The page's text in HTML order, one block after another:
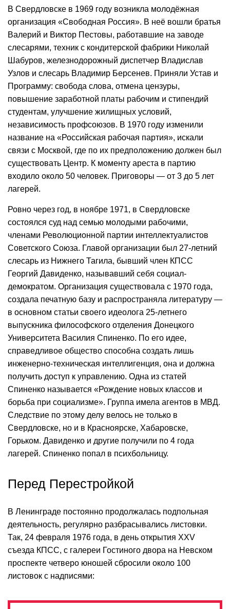
В Свердловске в 1969 году возникла молодёжная
организация «Свободная Россия». В неё вошли братья
Валерий и Виктор Пестовы, работавшие на заводе
слесарями, техник с кондитерской фабрики Николай
Шабуров, железнодорожный диспетчер Владислав
Узлов и слесарь Владимир Берсенев. Приняли Устав и
Программу: свобода слова, отмена цензуры,
повышение заработной платы рабочим и стипендий
студентам, улучшение жилищных условий,
независимость профсоюзов. В 1970 году изменили
название на «Российская рабочая партия», искали
связи с Москвой, где по их предположению должен был
существовать Центр. К моменту ареста в партию
входило около 50 человек. Приговоры — от 3 до 5 лет
лагерей.
Ровно через год, в ноябре 1971, в Свердловске
состоялся суд над семью молодыми рабочими,
членами Революционной партии интеллектуалистов
Советского Союза. Главой организации был 27-летний
слесарь из Нижнего Тагила, бывший член КПСС
Георгий Давиденко, называвший себя социал-
демократом. Организация существовала с 1970 года,
создала печатную базу и распространяла литературу —
в основном статьи своего идеолога 25-летнего
выпускника философского отделения Донецкого
Университета Василия Спиненко. По его идее,
справедливое общество способна создать лишь
инженерно-техническая интеллигенция, она и должна
получить доступ к управлению. Одна из статей
Спиненко называется «Рождение новых классов и
борьба при социализме». Группа имела агентов в МВД.
Следствие по этому делу велось не только в
Свердловске, но и в Красноярске, Хабаровске,
Горьком. Давиденко и другие получили по 4 года
лагерей. Спиненко попал в психбольницу.
Перед Перестройкой
В Ленинграде постоянно продолжалась подпольная
деятельность, регулярно разбрасывались листовки.
Так, 24 февраля 1976 года, в день открытия XXV
съезда КПСС, с галереи Гостиного двора на Невском
проспекте четверо юношей сбросили около 100
листовок с надписями: